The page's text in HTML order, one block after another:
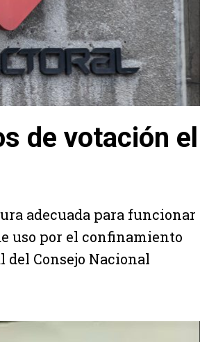
de votación el
adecuada para funcionar
uso por el confinamiento
Consejo Nacional